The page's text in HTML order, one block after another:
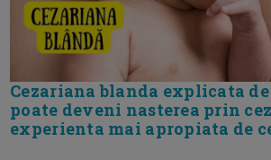
Cezariana blanda explicata de
poate deveni nasterea prin
experienta mai apropiata de